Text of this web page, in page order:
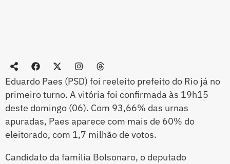
Eduardo Paes (PSD) foi reeleito prefeito do Rio já no
primeiro turno. A vitória foi confirmada às 19h15
deste domingo (06). Com 93,66% das urnas
apuradas, Paes aparece com mais de 60% do
eleitorado, com 1,7 milhão de votos.
Candidato da família Bolsonaro, o deputado